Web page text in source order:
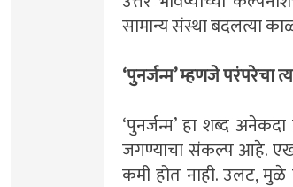
सामान्य संस्था बदलत्या
‌‘पुनर्जन्म‌’ म्हणजे परंपरेचा
‌‘पुनर्जन्म‌’ हा शब्द
जगण्याचा संकल्प आहे.
कमी होत नाही. उलट,